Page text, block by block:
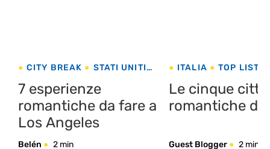
CITY BREAK
STATI UNITI
7 esperienze
romantiche da fare a
Los Angeles
Belén 2 min
ITALIA
TOP LIST
Le cinque
romantiche
Guest Blogger 2 min